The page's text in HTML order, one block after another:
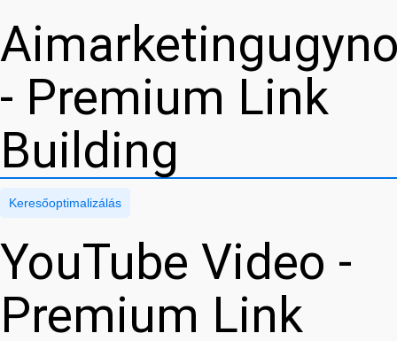
- Premium Link
Building
Keresőoptimalizálás
YouTube Video -
Premium Link